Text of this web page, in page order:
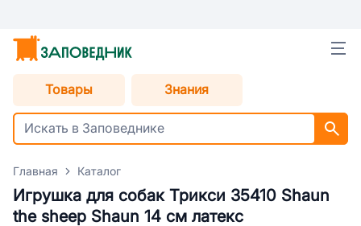
Товары Знания
Главная Каталог
Игрушка для собак Трикси 35410 Shaun
the sheep Shaun 14 см латекс